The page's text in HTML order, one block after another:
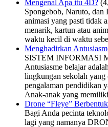
Mengenal Apa itu 4D?
Spongebob, Naruto, dan
animasi yang pasti tidak
menarik, kartun atau
waktu kecil di waktu
Menghadirkan
SISTEM INFORMASI
Antusiasme belajar
lingkungan sekolah yang
pengalaman pendidikan
Anak-anak yang
Drone “Fleye”
Bagi Anda pecinta
lagi yang namanya